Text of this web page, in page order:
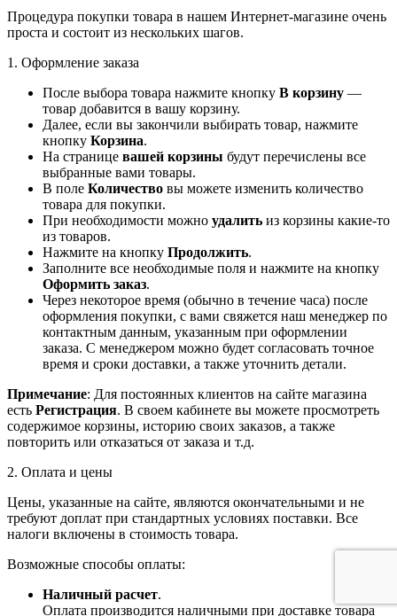
Процедура покупки товара в нашем Интернет-магазине очень
проста и состоит из нескольких шагов.
1. Оформление заказа
После выбора товара нажмите кнопку В корзину —
товар добавится в вашу корзину.
Далее, если вы закончили выбирать товар, нажмите
кнопку Корзина.
На странице вашей корзины будут перечислены все
выбранные вами товары.
В поле Количество вы можете изменить количество
товара для покупки.
При необходимости можно удалить из корзины какие-то
из товаров.
Нажмите на кнопку Продолжить.
Заполните все необходимые поля и нажмите на кнопку
Оформить заказ.
Через некоторое время (обычно в течение часа) после
оформления покупки, с вами свяжется наш менеджер по
контактным данным, указанным при оформлении
заказа. С менеджером можно будет согласовать точное
время и сроки доставки, а также уточнить детали.
Примечание: Для постоянных клиентов на сайте магазина
есть Регистрация. В своем кабинете вы можете просмотреть
содержимое корзины, историю своих заказов, а также
повторить или отказаться от заказа и т.д.
2. Оплата и цены
Цены, указанные на сайте, являются окончательными и не
требуют доплат при стандартных условиях поставки. Все
налоги включены в стоимость товара.
Возможные способы оплаты:
Наличный расчет.
Оплата производится наличными при доставке товара